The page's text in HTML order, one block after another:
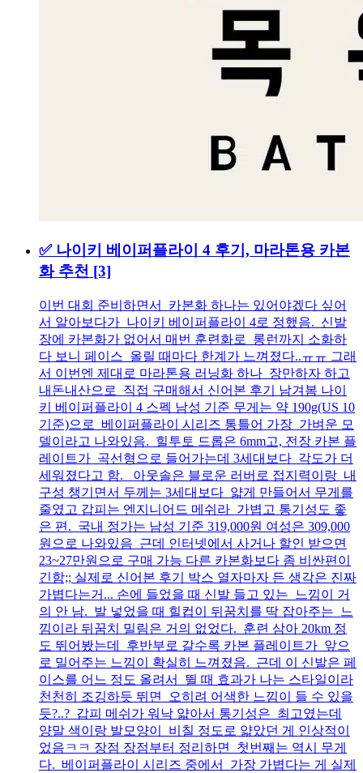
✅ 나이키 베이퍼플라이 4 후기, 마라톤용 카본
화 추천 [3]
이번 대회 준비하면서 카본화 하나는 있어야겠다 싶어
서 알아보다가 나이키 베이퍼플라이 4로 정했음. 신발
장에 카본화가 없어서 매번 훈련화로 롱런까지 소화하
다 보니 페이스 올릴 때마다 한계가 느껴졌다..ㅠㅠ 그래
서 이번엔 제대로 마라톤용 러닝화 하나 장만하자 하고
내돈내산으로 직접 구매해서 신어본 후기 남겨봄 나이
키 베이퍼플라이 4 스펙 남성 기준 무게는 약 190g(US 10
기준)으로 베이퍼플라이 시리즈 통틀어 가장 가벼운 모
델이라고 나와있음. 힐투토 드롭은 6mm고, 전장 카본 플
레이트가 곡선형으로 들어가는데 3세대보다 각도가 더
세워졌다고 함. 아웃솔은 블로운 러버로 접지력이랑 내
구성 챙기면서 두께는 3세대보다 얇게 만들어서 무게를
줄였고 갑피는 엔지니어드 메쉬라 가볍고 통기성도 좋
은 편. 국내 정가는 남성 기준 319,000원 여성은 309,000
원으로 나와있음 근데 인터넷에서 사거나 할인 받으면
23~27만원으로 구매 가능 다른 카본화보다 좀 비싼편이
긴함;; 실제로 신어본 후기 박스 열자마자 든 생각은 진짜
가볍다는거... 손에 들었을 때 신발 들고 있는 느낌이 거
의 안 남. 발 넣었을 때 힐컵이 뒤꿈치를 딱 잡아주는 느
낌이라 뒤꿈치 밀림은 거의 없었다. 훈련 삼아 20km 정
도 뛰어봤는데 후반부로 갈수록 카본 플레이트가 앞으
로 밀어주는 느낌이 확실히 느껴졌음. 근데 이 신발은 페
이스를 어느 정도 올려서 뛸 때 효과가 나는 스타일이라
천천히 조깅하듯 뛰면 오히려 어색한 느낌이 들 수 있을
듯?..? 갑피 메쉬가 워낙 얇아서 통기성은 최고였는데
양말 색이랑 발모양이 비칠 정도로 얇았던 게 인상적이
었음ㅋㅋ 장점 장점부터 정리하면 첫번째는 역시 무게
다. 베이퍼플라이 시리즈 중에서 가장 가볍다는 게 실제